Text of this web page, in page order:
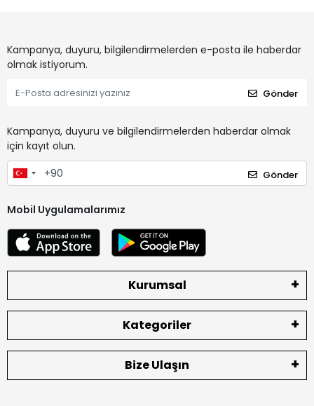
Kampanya, duyuru, bilgilendirmelerden e-posta ile haberdar
olmak istiyorum.
Gönder
Kampanya, duyuru ve bilgilendirmelerden haberdar olmak
için kayıt olun.
Gönder
Mobil Uygulamalarımız
Kurumsal
Kategoriler
Bize Ulaşın